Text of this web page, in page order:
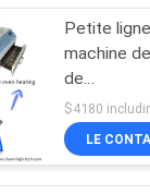
de
Petite
machine
de
pochoir/
de
LE